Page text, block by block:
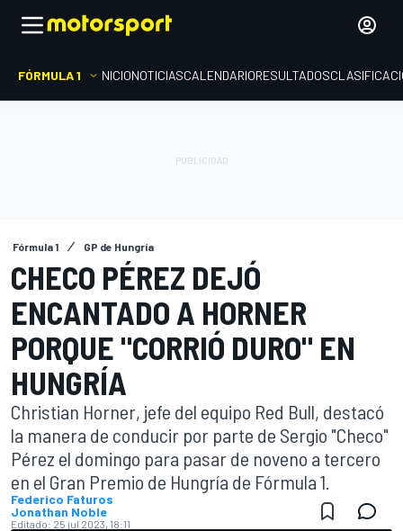
FÓRMULA 1 INICIONOTICIASCALENDARIORESULTADOS
Fórmula 1 GP de Hungría
CHECO PÉREZ DEJÓ
ENCANTADO A HORNER
PORQUE "CORRIÓ DURO" EN
HUNGRÍA
Christian Horner, jefe del equipo Red Bull, destacó
la manera de conducir por parte de Sergio "Checo"
Pérez el domingo para pasar de noveno a tercero
en el Gran Premio de Hungría de Fórmula 1.
Federico Faturos
Jonathan Noble
Editado: 25 jul 2023, 18:11